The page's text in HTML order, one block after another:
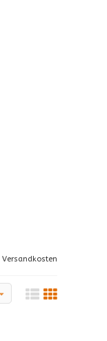
Versandkosten